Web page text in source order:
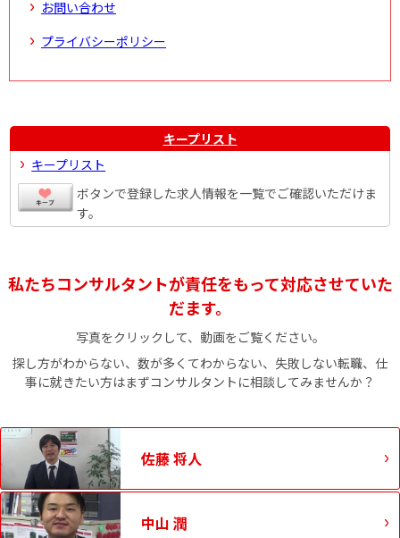
お問い合わせ
プライバシーポリシー
キープリスト
キープリスト
ボタンで登録した求人情報を一覧でご確認いただけま
す。
私たちコンサルタントが責任をもって対応させていた
だます。
写真をクリックして、動画をご覧ください。
探し方がわからない、数が多くてわからない、失敗しない転職、仕
事に就きたい方はまずコンサルタントに相談してみませんか？
佐藤 将人
中山 潤